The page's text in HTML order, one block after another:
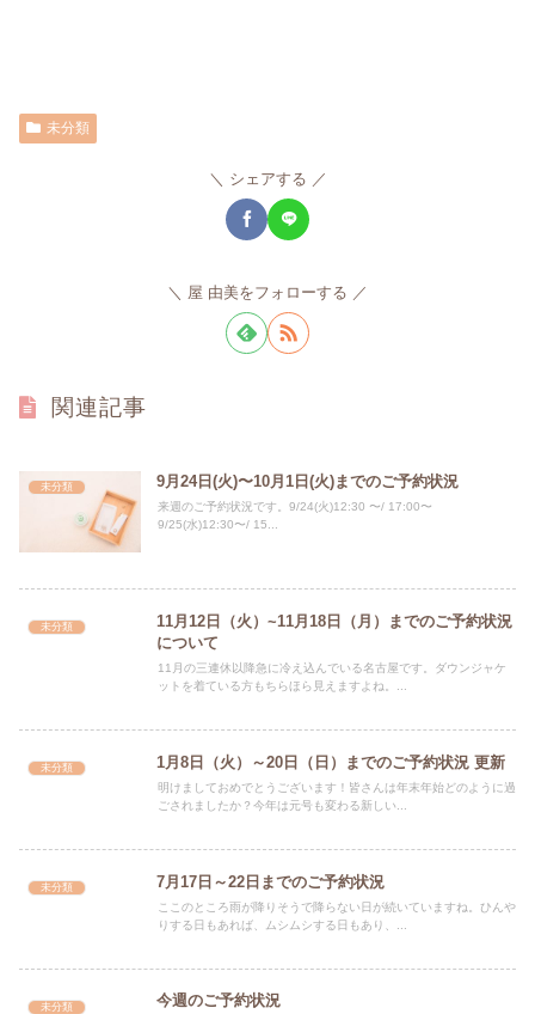
未分類
シェアする
屋 由美をフォローする
関連記事
未分類 9月24日(火)〜10月1日(火)までのご予約状況
来週のご予約状況です。9/24(火)12:30 〜/ 17:00〜
9/25(水)12:30〜/ 15...
未分類
11月12日（火）~11月18日（月）までのご予約状況
について
11月の三連休以降急に冷え込んでいる名古屋です。ダウンジャケ
ットを着ている方もちらほら見えますよね。...
未分類 1月8日（火）～20日（日）までのご予約状況 更新
明けましておめでとうございます！皆さんは年末年始どのように過
ごされましたか？今年は元号も変わる新しい...
未分類 7月17日～22日までのご予約状況
ここのところ雨が降りそうで降らない日が続いていますね。ひんや
りする日もあれば、ムシムシする日もあり、...
未分類 今週のご予約状況